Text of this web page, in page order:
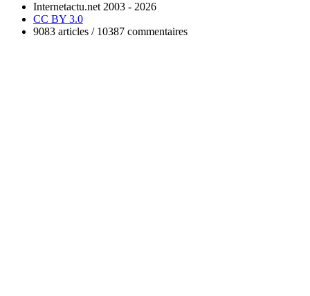
Internetactu.net 2003 - 2026
CC BY 3.0
9083 articles / 10387 commentaires